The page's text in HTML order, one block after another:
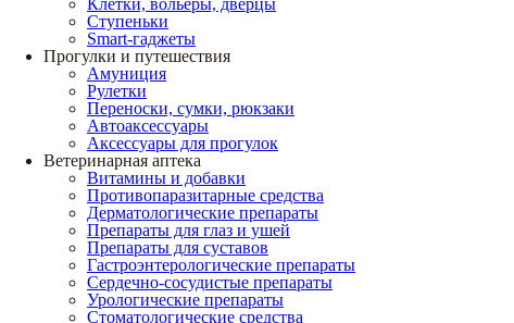
Клетки, вольеры, дверцы
Ступеньки
Smart-гаджеты
Прогулки и путешествия
Амуниция
Рулетки
Переноски, сумки, рюкзаки
Автоаксессуары
Аксессуары для прогулок
Ветеринарная аптека
Витамины и добавки
Противопаразитарные средства
Дерматологические препараты
Препараты для глаз и ушей
Препараты для суставов
Гастроэнтерологические препараты
Сердечно-сосудистые препараты
Урологические препараты
Стоматологические средства